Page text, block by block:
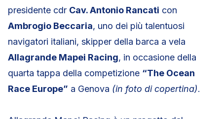
presidente cdr Cav. Antonio Rancati con
Ambrogio Beccaria, uno dei più talentuosi
navigatori italiani, skipper della barca a vela
Allagrande Mapei Racing, in occasione della
quarta tappa della competizione “The Ocean
Race Europe” a Genova (in foto di copertina).